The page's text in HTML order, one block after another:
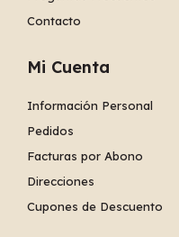
Contacto
Mi Cuenta
Información Personal
Pedidos
Facturas por Abono
Direcciones
Cupones de Descuento